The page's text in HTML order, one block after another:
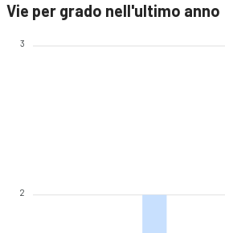
Vie per grado nell'ultimo anno
3
2